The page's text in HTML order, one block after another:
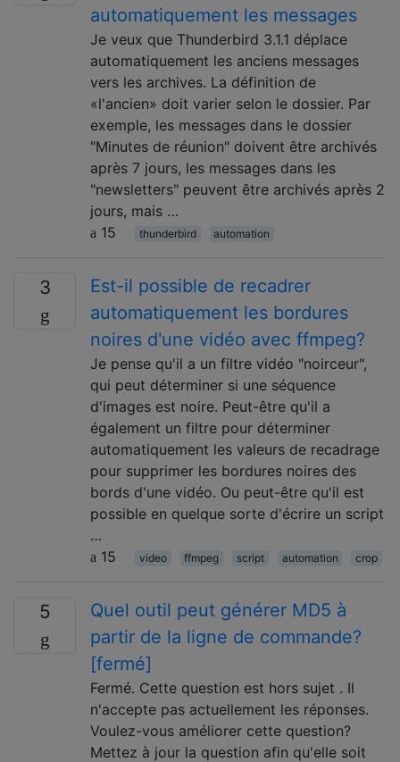
automatiquement les messages
Je veux que Thunderbird 3.1.1 déplace
automatiquement les anciens messages
vers les archives. La définition de
«l'ancien» doit varier selon le dossier. Par
exemple, les messages dans le dossier
"Minutes de réunion" doivent être archivés
après 7 jours, les messages dans les
"newsletters" peuvent être archivés après 2
jours, mais …
15
thunderbird automation
3
Est-il possible de recadrer
automatiquement les bordures
noires d'une vidéo avec ffmpeg?
Je pense qu'il a un filtre vidéo "noirceur",
qui peut déterminer si une séquence
d'images est noire. Peut-être qu'il a
également un filtre pour déterminer
automatiquement les valeurs de recadrage
pour supprimer les bordures noires des
bords d'une vidéo. Ou peut-être qu'il est
possible en quelque sorte d'écrire un script
…
15
video ffmpeg script automation crop
5
Quel outil peut générer MD5 à
partir de la ligne de commande?
[fermé]
Fermé. Cette question est hors sujet . Il
n'accepte pas actuellement les réponses.
Voulez-vous améliorer cette question?
Mettez à jour la question afin qu'elle soit